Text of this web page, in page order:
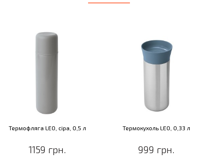
Термофляга LEO, сіра, 0,5 л
1159 грн.
Термокухоль LEO, 0,33 л
999 грн.